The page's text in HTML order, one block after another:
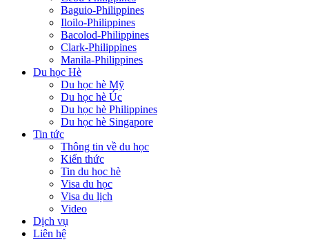
Baguio-Philippines
Iloilo-Philippines
Bacolod-Philippines
Clark-Philippines
Manila-Philippines
Du học Hè
Du học hè Mỹ
Du học hè Úc
Du học hè Philippines
Du học hè Singapore
Tin tức
Thông tin về du học
Kiến thức
Tin du học hè
Visa du học
Visa du lịch
Video
Dịch vụ
Liên hệ